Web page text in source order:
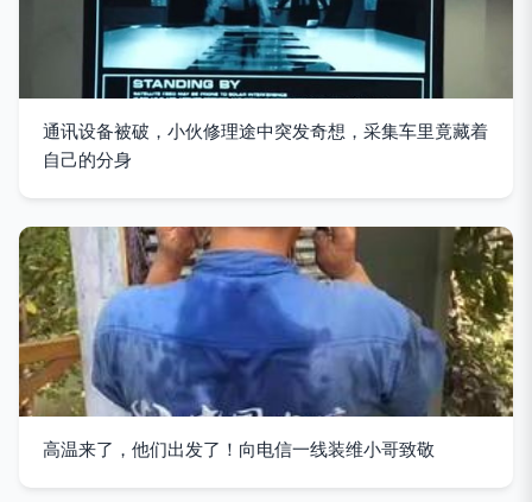
通讯设备被破，小伙修理途中突发奇想，采集车里竟藏着
自己的分身
高温来了，他们出发了！向电信一线装维小哥致敬